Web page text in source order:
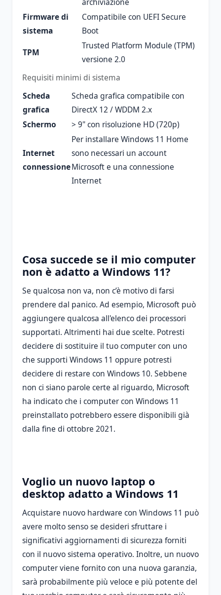
Requisiti minimi di sistema
Firmware di
sistema
Compatibile con UEFI Secure
Boot
TPM
Trusted Platform Module (TPM)
versione 2.0
Scheda
grafica
Scheda grafica compatibile con
DirectX 12 / WDDM 2.x
Schermo
> 9" con risoluzione HD (720p)
Internet
connessione
Per installare Windows 11 Home
sono necessari un account
Microsoft e una connessione
Internet
Cosa succede se il mio computer
non è adatto a Windows 11?
Se qualcosa non va, non c’è motivo di farsi
prendere dal panico. Ad esempio, Microsoft può
aggiungere qualcosa all'elenco dei processori
supportati. Altrimenti hai due scelte. Potresti
decidere di sostituire il tuo computer con uno
che supporti Windows 11 oppure potresti
decidere di restare con Windows 10. Sebbene
non ci siano parole certe al riguardo, Microsoft
ha indicato che i computer con Windows 11
preinstallato potrebbero essere disponibili già
dalla fine di ottobre 2021.
Voglio un nuovo laptop o
desktop adatto a Windows 11
Acquistare nuovo hardware con Windows 11 può
avere molto senso se desideri sfruttare i
significativi aggiornamenti di sicurezza forniti
con il nuovo sistema operativo. Inoltre, un nuovo
computer viene fornito con una nuova garanzia,
sarà probabilmente più veloce e più potente del